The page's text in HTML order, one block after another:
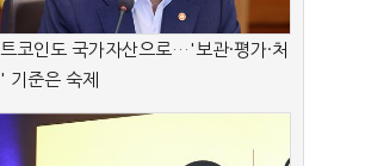
코인도 국가자산으로…'보관·평가·처
기준은 숙제